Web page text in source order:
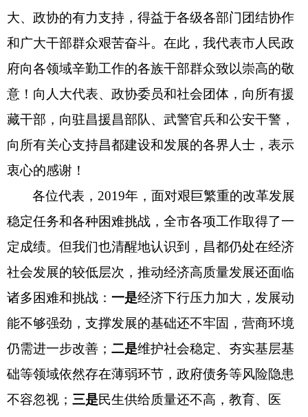
大、政协的有力支持，得益于各级各部门团结协作
和广大干部群众艰苦奋斗。在此，我代表市人民政
府向各领域辛勤工作的各族干部群众致以崇高的敬
意！向人大代表、政协委员和社会团体，向所有援
藏干部，向驻昌援昌部队、武警官兵和公安干警，
向所有关心支持昌都建设和发展的各界人士，表示
衷心的感谢！
各位代表， 2019年，面对艰巨繁重的改革发展
稳定任务和各种困难挑战，全市各项工作取得了一
定成绩。但我们也清醒地认识到，昌都仍处在经济
社会发展的较低层次，推动经济高质量发展还面临
诸多困难和挑战： 一是经济下行压力加大，发展动
能不够强劲，支撑发展的基础还不牢固，营商环境
仍需进一步改善； 二是维护社会稳定、夯实基层基
础等领域依然存在薄弱环节，政府债务等风险隐患
不容忽视； 三是民生供给质量还不高，教育、医